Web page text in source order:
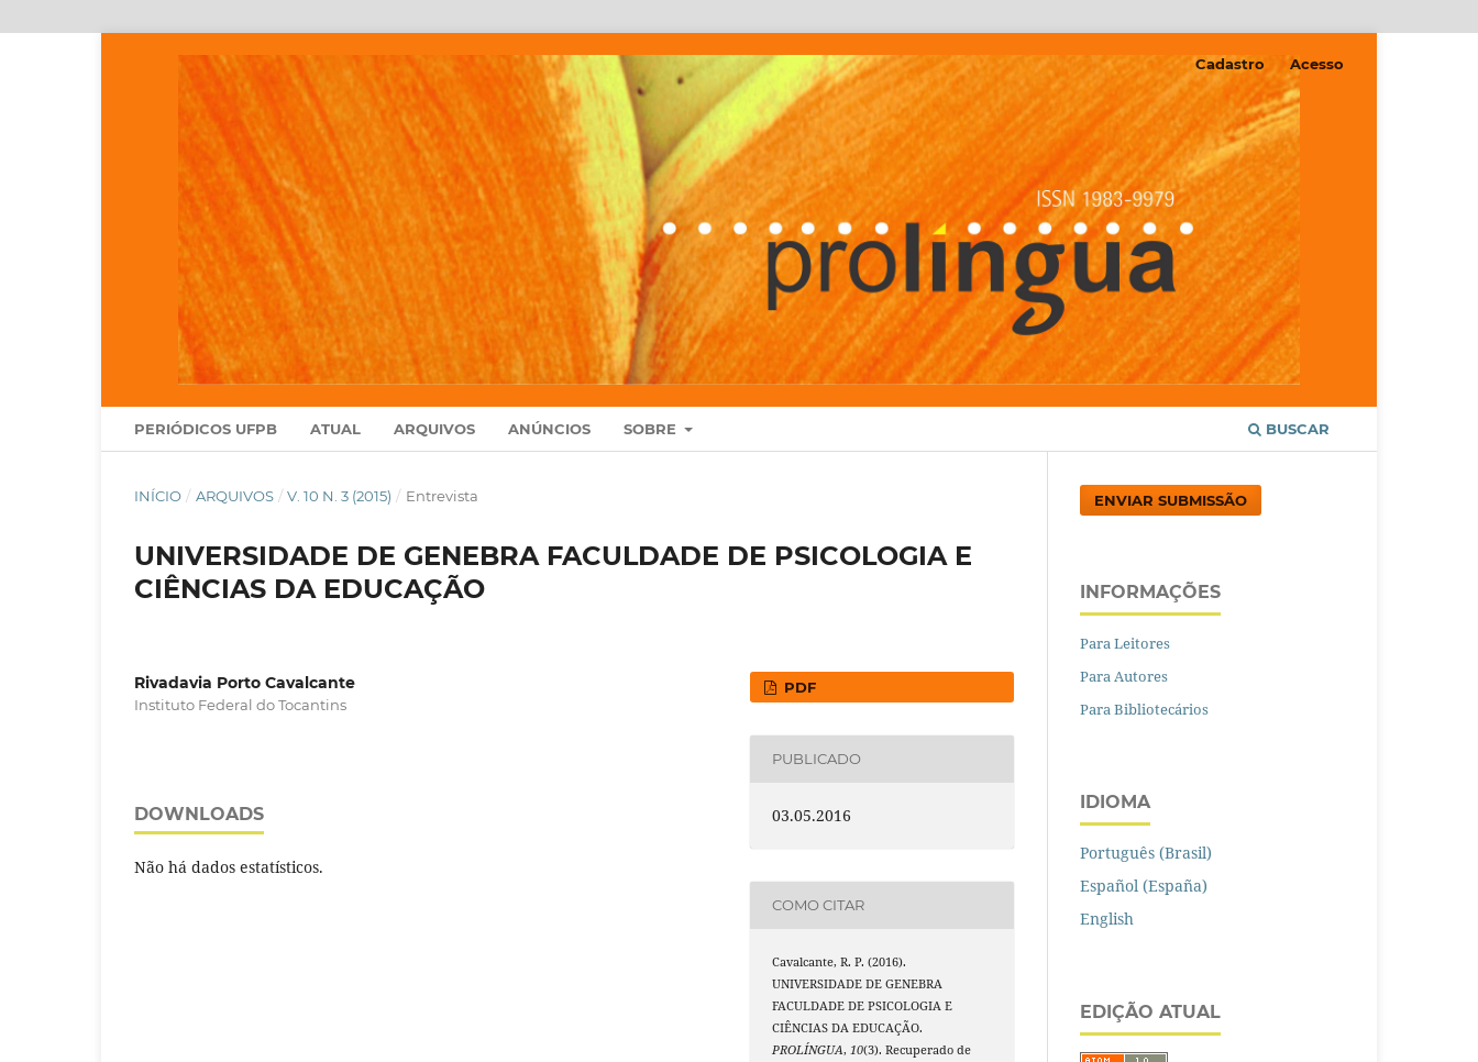
PERIÓDICOS UFPB ATUAL ARQUIVOS ANÚNCIOS SOBRE BUSCAR
Cadastro Acesso
INÍCIO / ARQUIVOS / V. 10 N. 3 (2015) / Entrevista
UNIVERSIDADE DE GENEBRA FACULDADE DE PSICOLOGIA E
CIÊNCIAS DA EDUCAÇÃO
Rivadavia Porto Cavalcante
Instituto Federal do Tocantins
DOWNLOADS
Não há dados estatísticos.
PDF
PUBLICADO
03.05.2016
COMO CITAR
Cavalcante, R. P. (2016).
UNIVERSIDADE DE GENEBRA
FACULDADE DE PSICOLOGIA E
CIÊNCIAS DA EDUCAÇÃO.
PROLÍNGUA,10(3). Recuperado de
ENVIAR SUBMISSÃO
INFORMAÇÕES
Para Leitores
Para Autores
Para Bibliotecários
IDIOMA
Português (Brasil)
Español (España)
English
EDIÇÃO ATUAL